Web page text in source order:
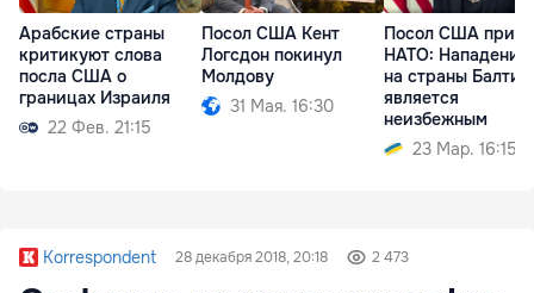
Арабские страны
критикуют слова
посла США о
границах Израиля
22 Фев. 21:15
Посол США Кент
Логсдон покинул
Молдову
31 Мая. 16:30
Посол США при
НАТО:
на страны
является
неизбежным
23 Мар. 16:15
Korrespondent 28 декабря 2018, 20:18 2 473